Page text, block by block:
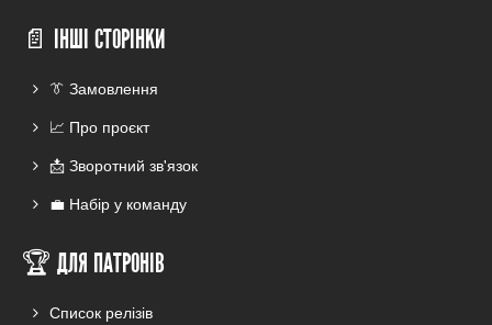
📄 ІНШІ СТОРІНКИ
👔 Замовлення
📈 Про проєкт
📩 Зворотний зв'язок
💼 Набір у команду
🏆 ДЛЯ ПАТРОНІВ
Список релізів